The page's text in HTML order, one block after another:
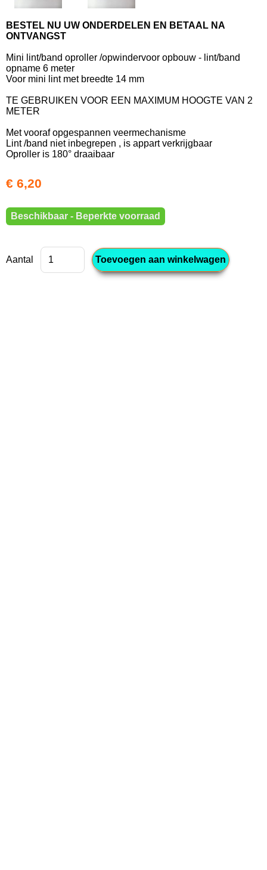
BESTEL NU UW ONDERDELEN EN BETAAL NA
ONTVANGST
Mini lint/band oproller /opwindervoor opbouw - lint/band
opname 6 meter
Voor mini lint met breedte 14 mm
TE GEBRUIKEN VOOR EEN MAXIMUM HOOGTE VAN 2
METER
Met vooraf opgespannen veermechanisme
Lint /band niet inbegrepen , is appart verkrijgbaar
Oproller is 180° draaibaar
€ 6,20
Beschikbaar - Beperkte voorraad
Aantal